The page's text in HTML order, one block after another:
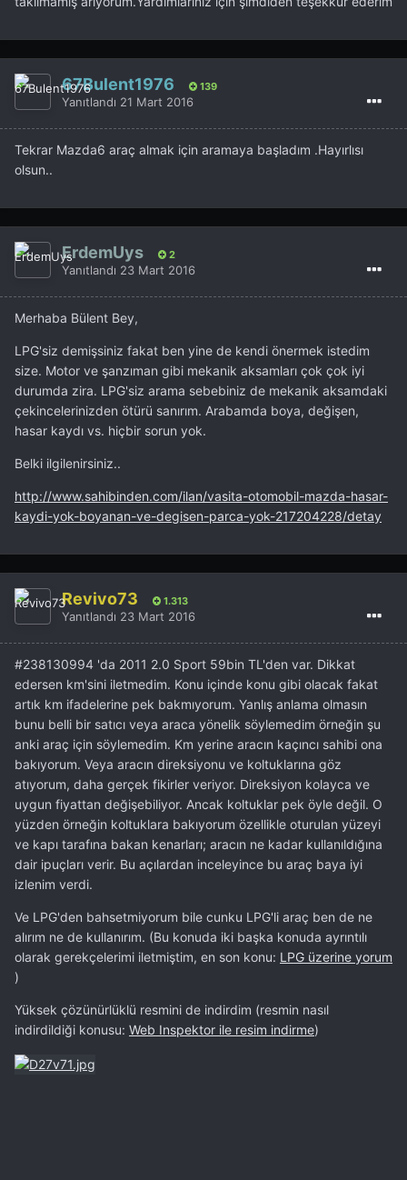
67Bulent1976 139
Yanıtlandı 21 Mart 2016
Tekrar Mazda6 araç almak için aramaya başladım .Hayırlısı
olsun..
ErdemUys 2
Yanıtlandı 23 Mart 2016
Merhaba Bülent Bey,
LPG'siz demişsiniz fakat ben yine de kendi önermek istedim
size. Motor ve şanzıman gibi mekanik aksamları çok çok iyi
durumda zira. LPG'siz arama sebebiniz de mekanik aksamdaki
çekincelerinizden ötürü sanırım. Arabamda boya, değişen,
hasar kaydı vs. hiçbir sorun yok.
Belki ilgilenirsiniz..
http://www.sahibinden.com/ilan/vasita-otomobil-mazda-hasar-
kaydi-yok-boyanan-ve-degisen-parca-yok-217204228/detay
Revivo73 1.313
Yanıtlandı 23 Mart 2016
#238130994 'da 2011 2.0 Sport 59bin TL'den var. Dikkat
edersen km'sini iletmedim. Konu içinde konu gibi olacak fakat
artık km ifadelerine pek bakmıyorum. Yanlış anlama olmasın
bunu belli bir satıcı veya araca yönelik söylemedim örneğin şu
anki araç için söylemedim. Km yerine aracın kaçıncı sahibi ona
bakıyorum. Veya aracın direksiyonu ve koltuklarına göz
atıyorum, daha gerçek fikirler veriyor. Direksiyon kolayca ve
uygun fiyattan değişebiliyor. Ancak koltuklar pek öyle değil. O
yüzden örneğin koltuklara bakıyorum özellikle oturulan yüzeyi
ve kapı tarafına bakan kenarları; aracın ne kadar kullanıldığına
dair ipuçları verir. Bu açılardan inceleyince bu araç baya iyi
izlenim verdi.
Ve LPG'den bahsetmiyorum bile cunku LPG'li araç ben de ne
alırım ne de kullanırım. (Bu konuda iki başka konuda ayrıntılı
olarak gerekçelerimi iletmiştim, en son konu: LPG üzerine yorum
)
Yüksek çözünürlüklü resmini de indirdim (resmin nasıl
indirdildiği konusu: Web Inspektor ile resim indirme)